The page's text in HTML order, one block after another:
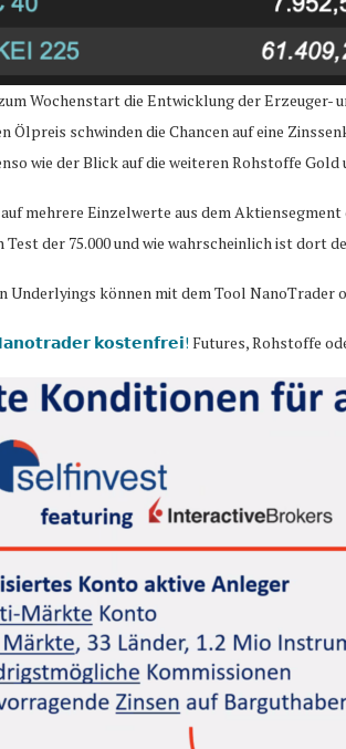
Wochenstart die Entwicklung der Erzeuger-
Ölpreis schwinden die Chancen auf eine
wie der Blick auf die weiteren Rohstoffe Gold
mehrere Einzelwerte aus dem
der 75.000 und wie wahrscheinlich ist dort
Underlyings können mit dem Tool NanoTrader
𝗸𝗼𝘀𝘁𝗲𝗻𝗳𝗿𝗲𝗶! Futures, Rohstoffe